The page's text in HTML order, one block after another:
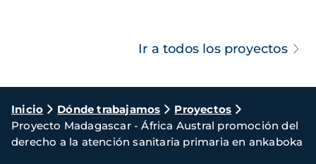
Ir a todos los proyectos
Ruta
de
navegación
Inicio Dónde trabajamos
Proyectos
Proyecto Madagascar - África Austral promoción del
derecho a la atención sanitaria primaria en ankaboka